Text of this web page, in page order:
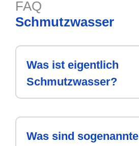
FAQ
Schmutzwasser
Was ist eigentlich
Schmutzwasser?
Was sind sogenannte